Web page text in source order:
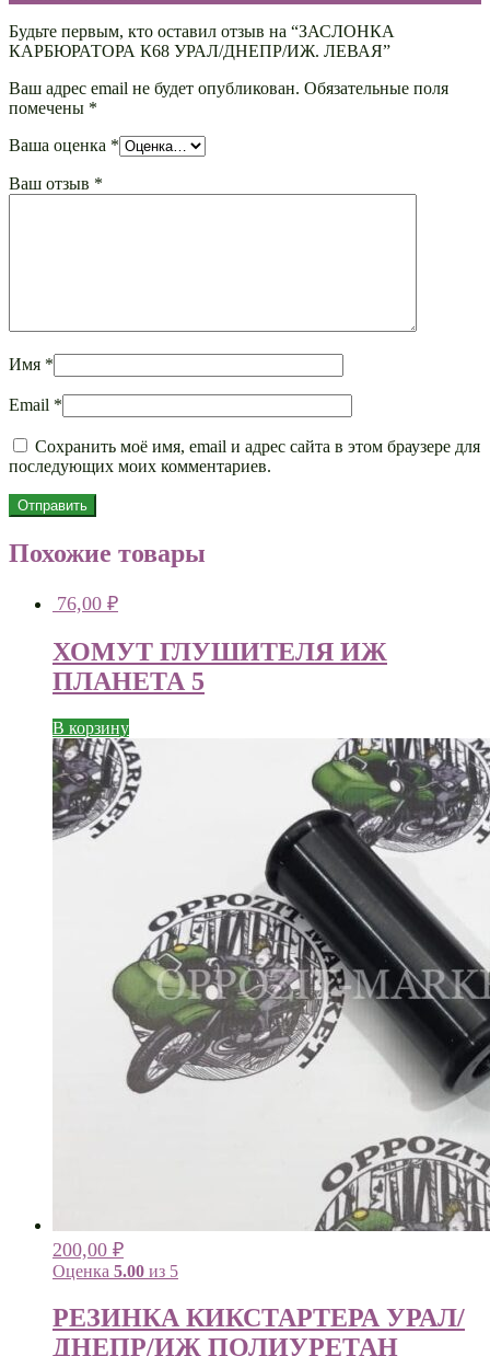
Будьте первым, кто оставил отзыв на “ЗАСЛОНКА
КАРБЮРАТОРА К68 УРАЛ/ДНЕПР/ИЖ. ЛЕВАЯ”
Ваш адрес email не будет опубликован. Обязательные поля
помечены *
Ваша оценка *
Ваш отзыв *
Имя *
Email *
Сохранить моё имя, email и адрес сайта в этом браузере для
последующих моих комментариев.
Похожие товары
76,00 ₽
ХОМУТ ГЛУШИТЕЛЯ ИЖ
ПЛАНЕТА 5
В корзину
200,00 ₽
Оценка 5.00 из 5
РЕЗИНКА КИКСТАРТЕРА УРАЛ/
ДНЕПР/ИЖ ПОЛИУРЕТАН